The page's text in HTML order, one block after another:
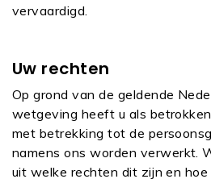
vervaardigd.
Uw rechten
Op grond van de geldende
wetgeving heeft u als
met betrekking tot de
namens ons worden verwerkt.
uit welke rechten dit zijn en hoe